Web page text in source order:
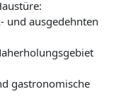
und ausgedehnten
gastronomische